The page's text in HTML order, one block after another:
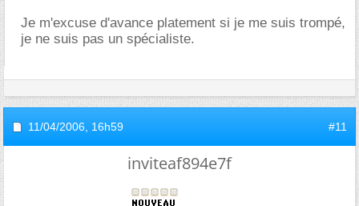
Je m'excuse d'avance platement si je me suis trompé,
je ne suis pas un spécialiste.
11/04/2006, 16h59 #11
inviteaf894e7f